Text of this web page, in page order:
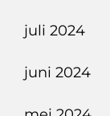
juli 2024
juni 2024